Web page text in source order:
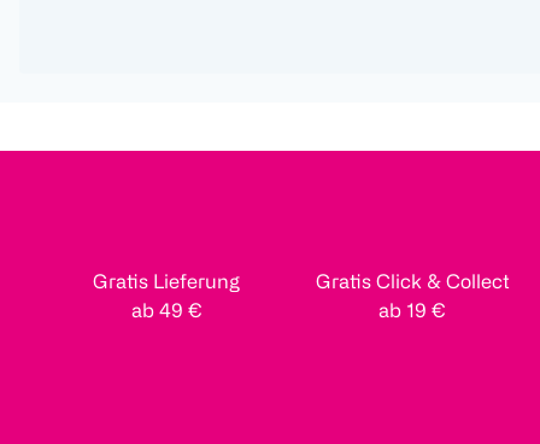
Gratis Lieferung
ab 49 €
Gratis Click & Collect
ab 19 €